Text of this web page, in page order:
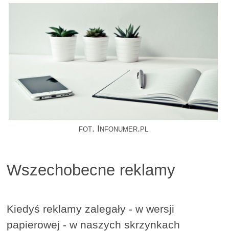
fot. Infonumer.pl
Wszechobecne reklamy
Kiedyś reklamy zalegały - w wersji
papierowej - w naszych skrzynkach